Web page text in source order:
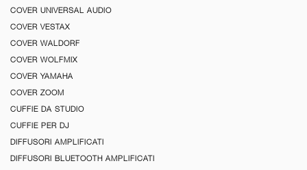
COVER UNIVERSAL AUDIO
COVER VESTAX
COVER WALDORF
COVER WOLFMIX
COVER YAMAHA
COVER ZOOM
CUFFIE DA STUDIO
CUFFIE PER DJ
DIFFUSORI AMPLIFICATI
DIFFUSORI BLUETOOTH AMPLIFICATI